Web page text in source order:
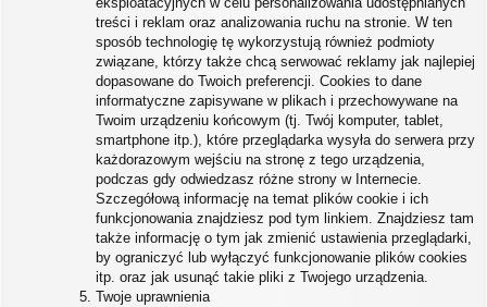
treści i reklam oraz analizowania ruchu na stronie. W ten
sposób technologię tę wykorzystują również podmioty
związane, którzy także chcą serwować reklamy jak najlepiej
dopasowane do Twoich preferencji. Cookies to dane
informatyczne zapisywane w plikach i przechowywane na
Twoim urządzeniu końcowym (tj. Twój komputer, tablet,
smartphone itp.), które przeglądarka wysyła do serwera przy
każdorazowym wejściu na stronę z tego urządzenia,
podczas gdy odwiedzasz różne strony w Internecie.
Szczegółową informację na temat plików cookie i ich
funkcjonowania znajdziesz pod tym linkiem. Znajdziesz tam
także informację o tym jak zmienić ustawienia przeglądarki,
by ograniczyć lub wyłączyć funkcjonowanie plików cookies
itp. oraz jak usunąć takie pliki z Twojego urządzenia.
Twoje uprawnienia